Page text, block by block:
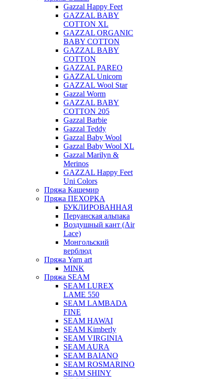
Gazzal Happy Feet
GAZZAL BABY
COTTON XL
GAZZAL ORGANIC
BABY COTTON
GAZZAL BABY
COTTON
GAZZAL PAREO
GAZZAL Unicorn
GAZZAL Wool Star
Gazzal Worm
GAZZAL BABY
COTTON 205
Gazzal Barbie
Gazzal Teddy
Gazzal Baby Wool
Gazzal Baby Wool XL
Gazzal Marilyn &
Merinos
GAZZAL Happy Feet
Uni Colors
Пряжа Кашемир
Пряжа ПЕХОРКА
БУКЛИРОВАННАЯ
Перуанская альпака
Воздушный кант (Air
Lace)
Монгольский
верблюд
Пряжа Yarn art
MINK
Пряжа SEAM
SEAM LUREX
LAME 550
SEAM LAMBADA
FINE
SEAM HAWAI
SEAM Kimberly
SEAM VIRGINIA
SEAM AURA
SEAM BAIANO
SEAM ROSMARINO
SEAM SHINY